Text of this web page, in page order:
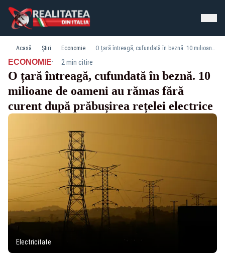
Acasă Știri Economie O țară întreagă, cufundată în beznă. 10 milioane de oameni au rămas fără curent după prăbușirea rețelei electrice
ECONOMIE· 2 min citire
O țară întreagă, cufundată în beznă. 10
milioane de oameni au rămas fără
curent după prăbușirea rețelei electrice
Electricitate